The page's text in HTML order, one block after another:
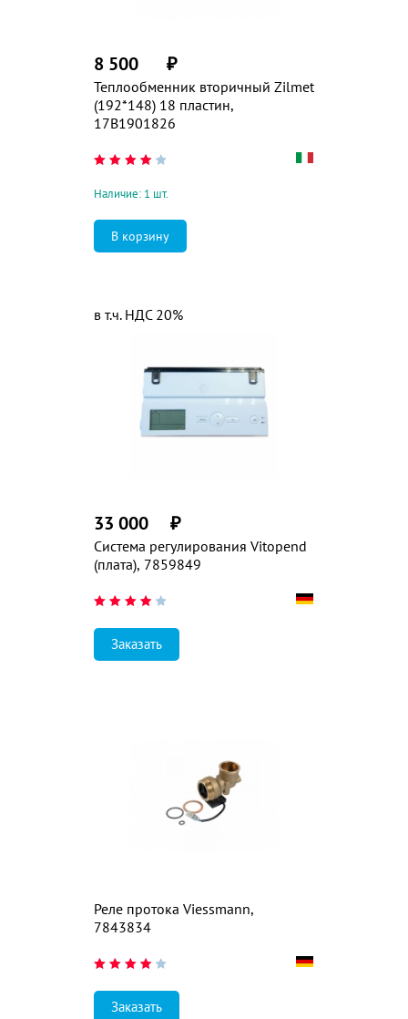
Теплообменник вторичный Zilmet
(192*148) 18 пластин,
17B1901826
8 500 ₽
Наличие: 1 шт.
Система регулирования Vitopend
(плата), 7859849
33 000 ₽
в т.ч. НДС 20%
Заказать
Реле протока Viessmann,
7843834
Заказать